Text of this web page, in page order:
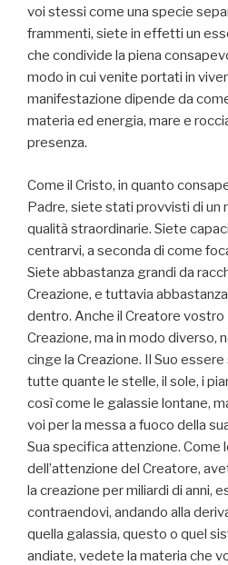
voi stessi come una specie
frammenti, siete in effetti un
che condivide la piena
modo in cui venite portati in
manifestazione dipende da
materia ed energia, mare e
presenza.
Come il Cristo, in quanto
Padre, siete stati provvisti di un
qualità straordinarie. Siete
centrarvi, a seconda di come
Siete abbastanza grandi da
Creazione, e tuttavia
dentro. Anche il Creatore vostro
Creazione, ma in modo diverso,
cinge la Creazione. Il Suo
tutte quante le stelle, il sole, i
così come le galassie lontane,
voi per la messa a fuoco della
Sua specifica attenzione. Come
dell’attenzione del Creatore,
la creazione per miliardi di anni,
contraendovi, andando alla
quella galassia, questo o quel
andiate, vedete la materia che